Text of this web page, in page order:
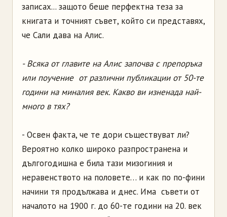
записах... защото беше перфектна теза за
книгата и точният съвет, който си представях,
че Сали дава на Алис.
- Всяка от главите на Алис започва с препоръка
или поучение от различни публикации от 50-те
години на миналия век. Какво ви изненада най-
много в тях?
- Освен факта, че те дори съществуват ли?
Вероятно колко широко разпространена и
дългогодишна е била тази мизогиния и
неравенството на половете… и как по по-фини
начини тя продължава и днес. Има съвети от
началото на 1900 г. до 60-те години на 20. век